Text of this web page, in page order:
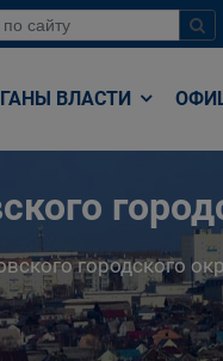
ВЛАСТИ
городского